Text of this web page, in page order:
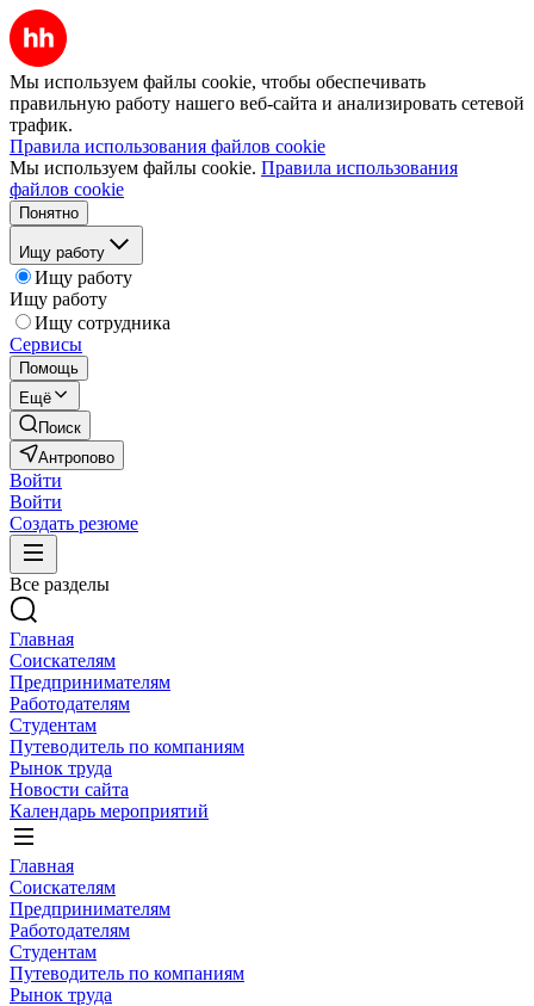
Мы используем файлы cookie, чтобы обеспечивать
правильную работу нашего веб-сайта и анализировать сетевой
трафик.
Правила использования файлов cookie
Мы используем файлы cookie. Правила использования
файлов cookie
Понятно
Ищу работу
Ищу работу
Ищу работу
Ищу сотрудника
Сервисы
Помощь
Ещё
Поиск
Антропово
Войти
Войти
Создать резюме
Все разделы
Главная
Соискателям
Предпринимателям
Работодателям
Студентам
Путеводитель по компаниям
Рынок труда
Новости сайта
Календарь мероприятий
Главная
Соискателям
Предпринимателям
Работодателям
Студентам
Путеводитель по компаниям
Рынок труда